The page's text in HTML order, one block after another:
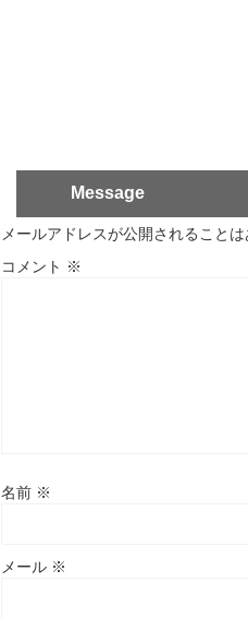
Message
メールアドレスが公開されることは
コメント ※
名前 ※
メール ※